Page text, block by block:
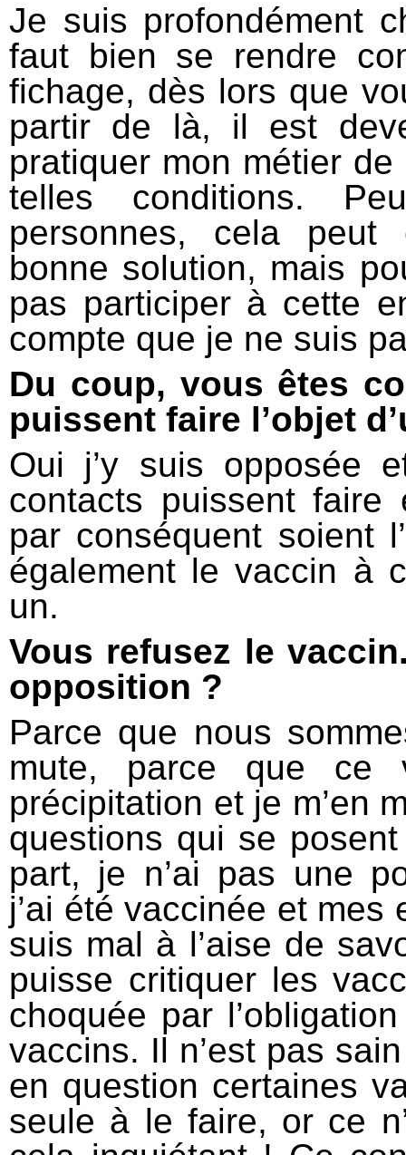
Je suis profondément
faut bien se rendre
fichage, dès lors que
partir de là, il est
pratiquer mon métier
telles conditions.
personnes, cela peut
bonne solution, mais
pas participer à cette
compte que je ne suis
Du coup, vous êtes
puissent faire l’objet
Oui j’y suis opposée
contacts puissent faire
par conséquent soient
également le vaccin à
un.
Vous refusez le
opposition ?
Parce que nous
mute, parce que ce
précipitation et je m’en
questions qui se
part, je n’ai pas une
j’ai été vaccinée et mes
suis mal à l’aise de
puisse critiquer les
choquée par
vaccins. Il n’est pas
en question certaines
seule à le faire, or ce